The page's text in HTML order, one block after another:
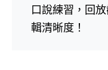
口說練習，回
輯清晰度！